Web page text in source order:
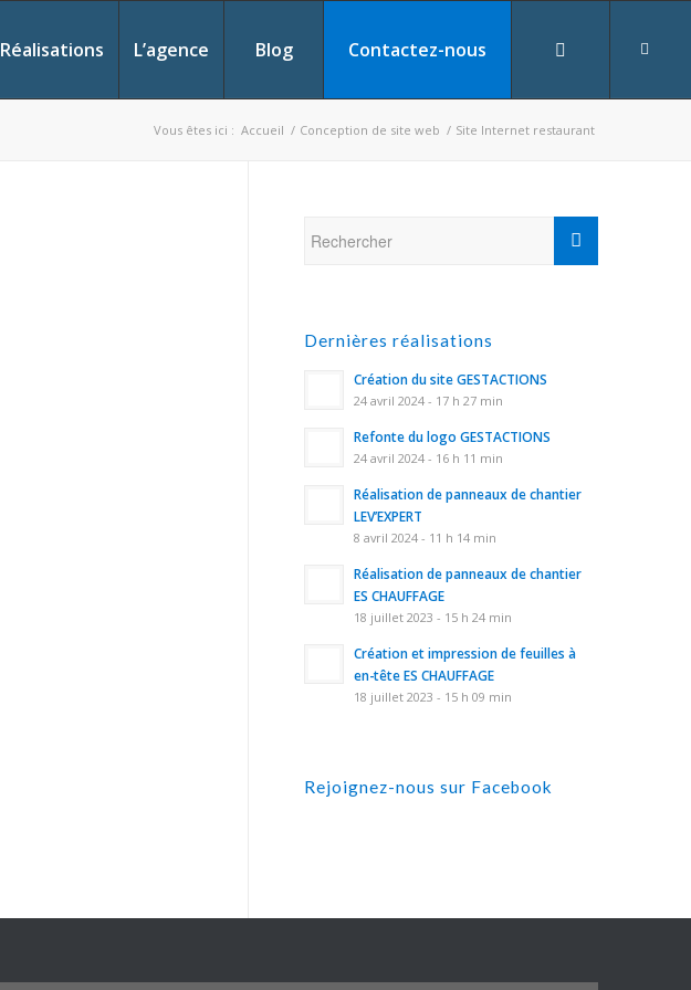
Réalisations L’agence Blog Contactez-nous
Vous êtes ici : Accueil / Conception de site web / Site Internet restaurant
Dernières réalisations
Création du site GESTACTIONS
24 avril 2024 - 17 h 27 min
Refonte du logo GESTACTIONS
24 avril 2024 - 16 h 11 min
Réalisation de panneaux de chantier
LEV’EXPERT
8 avril 2024 - 11 h 14 min
Réalisation de panneaux de chantier
ES CHAUFFAGE
18 juillet 2023 - 15 h 24 min
Création et impression de feuilles à
en-tête ES CHAUFFAGE
18 juillet 2023 - 15 h 09 min
Rejoignez-nous sur Facebook